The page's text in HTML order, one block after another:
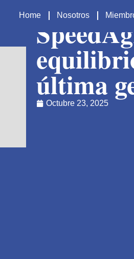
Home Nosotros
última
Octubre 23, 2025